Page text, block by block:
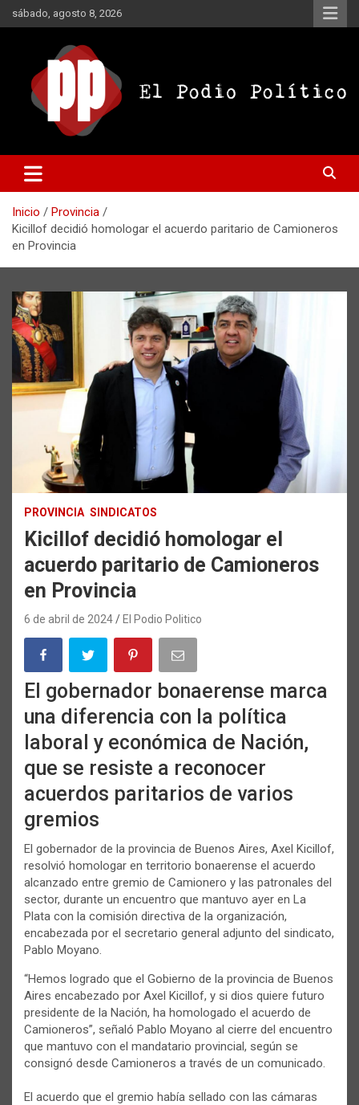
Saltar
al
sábado, agosto 8, 2026
El Podio Político – © Argentina
Inicio
Provincia
Kicillof decidió homologar el acuerdo paritario de Camioneros
en Provincia
PROVINCIA SINDICATOS
Kicillof decidió homologar el
acuerdo paritario de Camioneros
en Provincia
6 de abril de 2024 El Podio Politico
El gobernador bonaerense marca
una diferencia con la política
laboral y económica de Nación,
que se resiste a reconocer
acuerdos paritarios de varios
gremios
El gobernador de la provincia de Buenos Aires, Axel Kicillof,
resolvió homologar en territorio bonaerense el acuerdo
alcanzado entre gremio de Camionero y las patronales del
sector, durante un encuentro que mantuvo ayer en La
Plata con la comisión directiva de la organización,
encabezada por el secretario general adjunto del sindicato,
Pablo Moyano.
“Hemos logrado que el Gobierno de la provincia de Buenos
Aires encabezado por Axel Kicillof, y si dios quiere futuro
presidente de la Nación, ha homologado el acuerdo de
Camioneros”, señaló Pablo Moyano al cierre del encuentro
que mantuvo con el mandatario provincial, según se
consignó desde Camioneros a través de un comunicado.
El acuerdo que el gremio había sellado con las cámaras